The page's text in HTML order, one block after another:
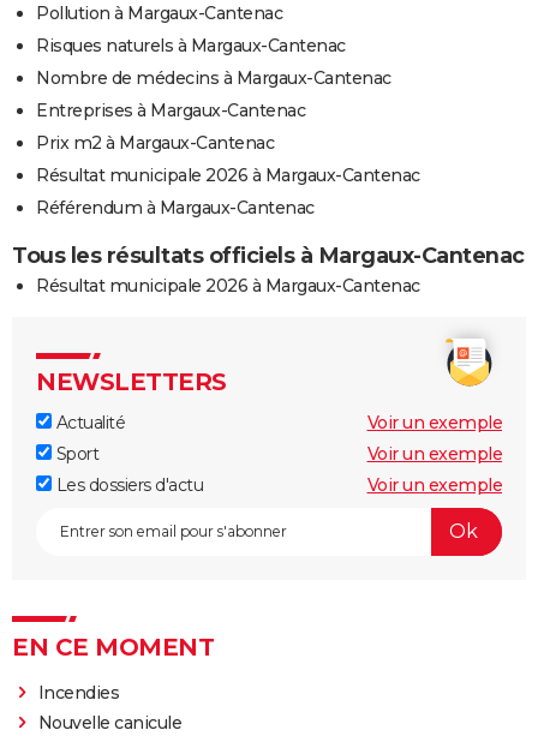
Pollution à Margaux-Cantenac
Risques naturels à Margaux-Cantenac
Nombre de médecins à Margaux-Cantenac
Entreprises à Margaux-Cantenac
Prix m2 à Margaux-Cantenac
Résultat municipale 2026 à Margaux-Cantenac
Référendum à Margaux-Cantenac
Tous les résultats officiels à Margaux-Cantenac
Résultat municipale 2026 à Margaux-Cantenac
NEWSLETTERS
Actualité
Voir un exemple
Sport
Voir un exemple
Les dossiers d'actu
Voir un exemple
EN CE MOMENT
Incendies
Nouvelle canicule